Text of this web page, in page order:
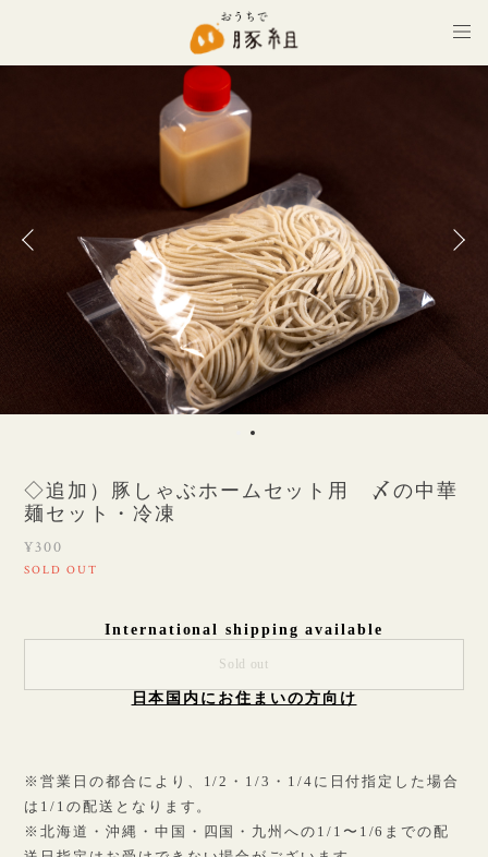
◇追加）豚しゃぶホームセット用 〆の中華
麺セット・冷凍
¥300
SOLD OUT
International shipping available
Sold out
日本国内にお住まいの方向け
※営業日の都合により、1/2・1/3・1/4に日付指定した場合
は1/1の配送となります。
※北海道・沖縄・中国・四国・九州への1/1〜1/6までの配